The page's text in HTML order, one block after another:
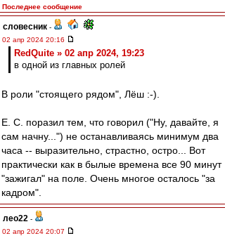
Последнее сообщение
словесник -
02 апр 2024 20:16
RedQuite » 02 апр 2024, 19:23
в одной из главных ролей
В роли "стоящего рядом", Лёш :-).
Е. С. поразил тем, что говорил ("Ну, давайте, я
сам начну...") не останавливаясь минимум два
часа -- выразительно, страстно, остро... Вот
практически как в былые времена все 90 минут
"зажигал" на поле. Очень многое осталось "за
кадром".
лео22 -
02 апр 2024 20:07